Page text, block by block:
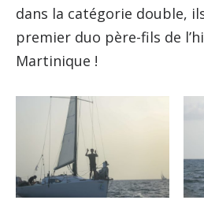
dans la catégorie double,
premier duo père-fils de
Martinique !